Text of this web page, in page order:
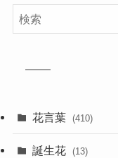
花言葉 (410)
誕生花 (13)